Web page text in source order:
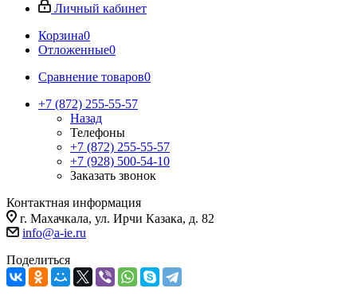
Личный кабинет
Корзина0
Отложенные0
Сравнение товаров0
+7 (872) 255-55-57
Назад
Телефоны
+7 (872) 255-55-57
+7 (928) 500-54-10
Заказать звонок
Контактная информация
г. Махачкала, ул. Ирчи Казака, д. 82
info@a-ie.ru
Поделиться